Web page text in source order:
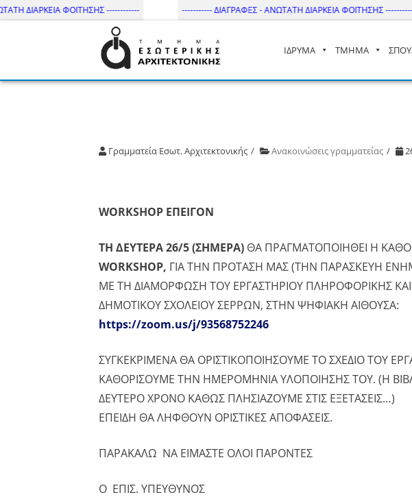
ΔΙΑΡΚΕΙΑ ΦΟΙΤΗΣΗΣ ------------ ----------- ΔΙΑΓΡΑΦΕΣ - ΑΝΩΤΑΤΗ ΔΙΑΡΚΕΙΑ ΦΟΙΤΗΣΗΣ ------------
Τμήμα Εσωτ. Αρχιτεκτονικής – ΔΙ.ΠΑ.Ε
ΙΔΡΥΜΑ ΤΜΗΜΑ
Γραμματεία Εσωτ. Αρχιτεκτονικής Ανακοινώσεις γραμματείας
WORΚSHOP ΕΠΕΙΓΟΝ
ΤΗ ΔΕΥΤΕΡΑ 26/5 (ΣΗΜΕΡΑ) ΘΑ ΠΡΑΓΜΑΤΟΠΟΙΗΘΕΙ Η
WORKSHOP, ΓΙΑ ΤΗΝ ΠΡΟΤΑΣΗ ΜΑΣ (ΤΗΝ ΠΑΡΑΣΚΕΥΗ
ΜΕ ΤΗ ΔΙΑΜΟΡΦΩΣΗ ΤΟΥ EΡΓΑΣΤΗΡΙΟΥ ΠΛΗΡΟΦΟΡΙΚΗΣ
ΔΗΜΟΤΙΚΟΥ ΣΧΟΛΕΙΟΥ ΣΕΡΡΩΝ, ΣΤΗΝ ΨΗΦΙΑΚΗ ΑΙΘΟΥΣΑ:
https://zoom.us/j/93568752246
ΣΥΓΚΕΚΡΙΜΕΝΑ ΘΑ ΟΡΙΣΤΙΚΟΠΟΙΗΣΟΥΜΕ ΤΟ ΣΧΕΔΙΟ ΤΟΥ
ΚΑΘΟΡΙΣΟΥΜΕ ΤΗΝ ΗΜΕΡΟΜΗΝΙΑ ΥΛΟΠΟΙΗΣΗΣ ΤΟΥ. (Η
ΔΕΥΤΕΡΟ ΧΡΟΝΟ ΚΑΘΩΣ ΠΛΗΣΙΑΖΟΥΜΕ ΣΤΙΣ ΕΞΕΤΑΣΕΙΣ…)
ΕΠΕΙΔΗ ΘΑ ΛΗΦΘΟΥΝ ΟΡΙΣΤΙΚΕΣ ΑΠΟΦΑΣΕΙΣ.
ΠΑΡΑΚΑΛΩ ΝΑ ΕΙΜΑΣΤΕ ΟΛΟΙ ΠΑΡΟΝΤΕΣ
Ο ΕΠΙΣ. ΥΠΕΥΘΥΝΟΣ